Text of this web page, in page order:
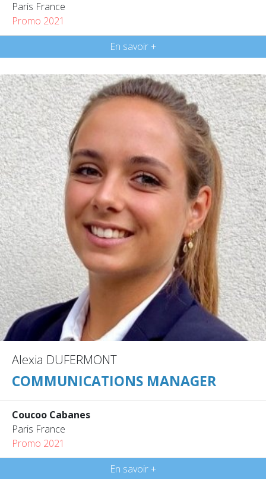
Paris France
Promo 2021
En savoir +
Alexia DUFERMONT
COMMUNICATIONS MANAGER
Coucoo Cabanes
Paris France
Promo 2021
En savoir +